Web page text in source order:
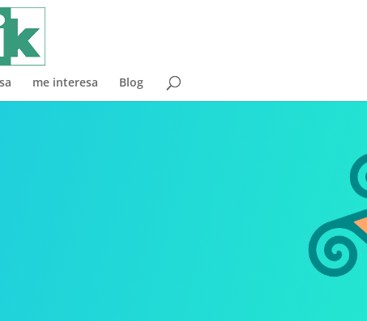
me interesa Blog